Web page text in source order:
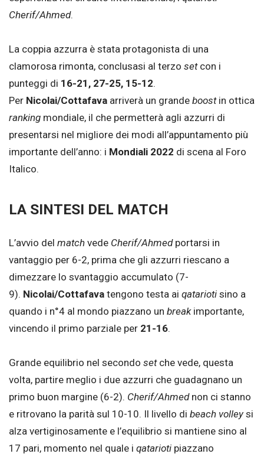
Cherif/Ahmed.
La coppia azzurra è stata protagonista di una
clamorosa rimonta, conclusasi al terzo set con i
punteggi di 16-21, 27-25, 15-12.
Per Nicolai/Cottafava arriverà un grande boost in ottica
ranking mondiale, il che permetterà agli azzurri di
presentarsi nel migliore dei modi all’appuntamento più
importante dell’anno: i Mondiali 2022 di scena al Foro
Italico.
LA SINTESI DEL MATCH
L’avvio del match vede Cherif/Ahmed portarsi in
vantaggio per 6-2, prima che gli azzurri riescano a
dimezzare lo svantaggio accumulato (7-
9). Nicolai/Cottafava tengono testa ai qatarioti sino a
quando i n°4 al mondo piazzano un break importante,
vincendo il primo parziale per 21-16.
Grande equilibrio nel secondo set che vede, questa
volta, partire meglio i due azzurri che guadagnano un
primo buon margine (6-2). Cherif/Ahmed non ci stanno
e ritrovano la parità sul 10-10. Il livello di beach volleysi
alza vertiginosamente e l’equilibrio si mantiene sino al
17 pari, momento nel quale i qatarioti piazzano